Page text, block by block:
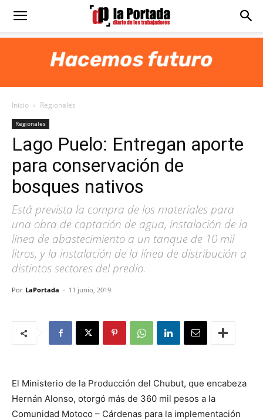
Diario
Portada
Inicio Regionales
Regionales
Lago Puelo: Entregan aporte
para conservación de
bosques nativos
Está prevista la compra de los materiales para
una obra de captación de agua, instalación de la
línea de abastecimiento a un tanque de 10 mil
litros, y la instalación de la línea de distribución a
distintos sectores del predio.
Por LaPortada - 11 junio, 2019
El Ministerio de la Producción del Chubut, que encabeza
Hernán Alonso, otorgó más de 360 mil pesos a la
Comunidad Motoco – Cárdenas para la implementación